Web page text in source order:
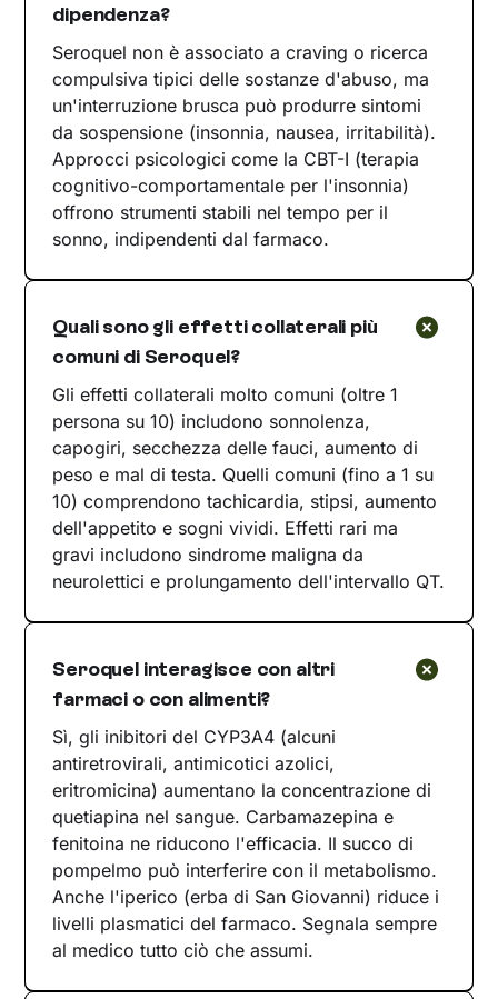
dipendenza?
Seroquel non è associato a craving o ricerca
compulsiva tipici delle sostanze d'abuso, ma
un'interruzione brusca può produrre sintomi
da sospensione (insonnia, nausea, irritabilità).
Approcci psicologici come la CBT-I (terapia
cognitivo-comportamentale per l'insonnia)
offrono strumenti stabili nel tempo per il
sonno, indipendenti dal farmaco.
Quali sono gli effetti collaterali più
comuni di Seroquel?
Gli effetti collaterali molto comuni (oltre 1
persona su 10) includono sonnolenza,
capogiri, secchezza delle fauci, aumento di
peso e mal di testa. Quelli comuni (fino a 1 su
10) comprendono tachicardia, stipsi, aumento
dell'appetito e sogni vividi. Effetti rari ma
gravi includono sindrome maligna da
neurolettici e prolungamento dell'intervallo QT.
Seroquel interagisce con altri
farmaci o con alimenti?
Sì, gli inibitori del CYP3A4 (alcuni
antiretrovirali, antimicotici azolici,
eritromicina) aumentano la concentrazione di
quetiapina nel sangue. Carbamazepina e
fenitoina ne riducono l'efficacia. Il succo di
pompelmo può interferire con il metabolismo.
Anche l'iperico (erba di San Giovanni) riduce i
livelli plasmatici del farmaco. Segnala sempre
al medico tutto ciò che assumi.